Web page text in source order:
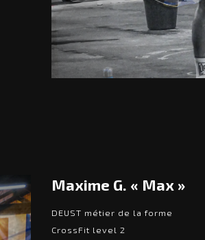
Maxime G. « Max »
DEUST métier de la forme
CrossFit level 2